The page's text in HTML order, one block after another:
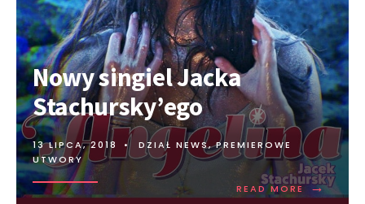
Nowy singiel Jacka
Stachursky’ego
13 LIPCA, 2018 • DZIAŁ NEWS,PREMIEROWE
UTWORY
READ MORE →